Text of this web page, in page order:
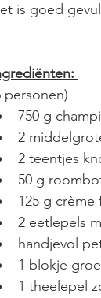
is goed
personen)
750 g
2
2 teentjes
50 g
125 g crème
2 eetlepels
handjevol
1 blokje
1 theelepel